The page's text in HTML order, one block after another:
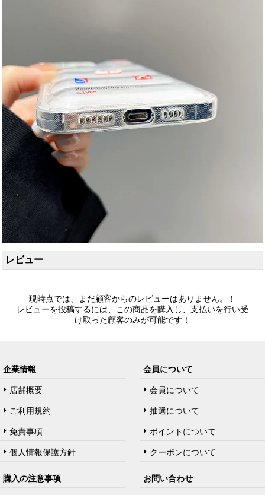
レビュー
現時点では、まだ顧客からのレビューはありません。！
レビューを投稿するには、この商品を購入し、支払いを行い受
け取った顧客のみが可能です！
企業情報
店舗概要
ご利用規約
免責事項
個人情報保護方針
会員について
会員について
抽選について
ポイントについて
クーポンについて
購入の注意事项 お問い合わせ